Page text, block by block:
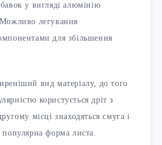
у вигляді алюмінію
легування
для збільшення
вид матеріалу, до того
користується дріт з
місці знаходяться смуга і
форма листа.